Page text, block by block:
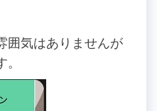
囲気はありませんが